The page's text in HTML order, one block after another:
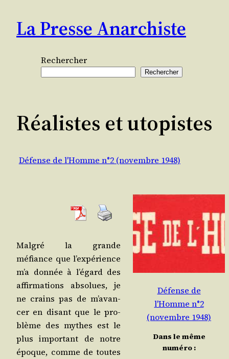
contenu
La Presse Anarchiste
Rechercher
Rechercher
Réalistes et utopistes
Défense de l'Homme n°2 (novembre 1948)
Mal­gré la grande
méfiance que l’ex­pé­rience
m’a don­née à l’é­gard des
affir­ma­tions abso­lues, je
ne crains pas de m’a­van­
cer en disant que le pro­
blème des mythes est le
plus impor­tant de notre
époque, comme de toutes
Défense de
l'Homme n°2
(novembre 1948)
Dans le même
numéro :